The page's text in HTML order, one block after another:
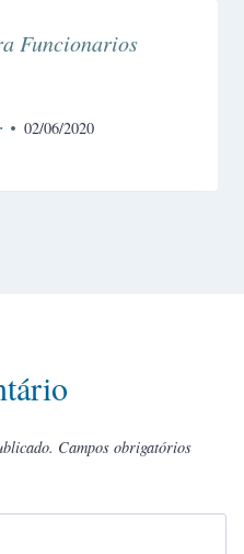
Funcionarios
02/06/2020
Campos obrigatórios